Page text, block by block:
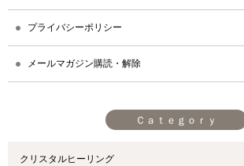
プライバシーポリシー
メールマガジン購読・解除
Ｃａｔｅｇｏｒｙ
クリスタルヒーリング